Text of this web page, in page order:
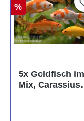
%
5x Goldfisch im
Mix, Carassius